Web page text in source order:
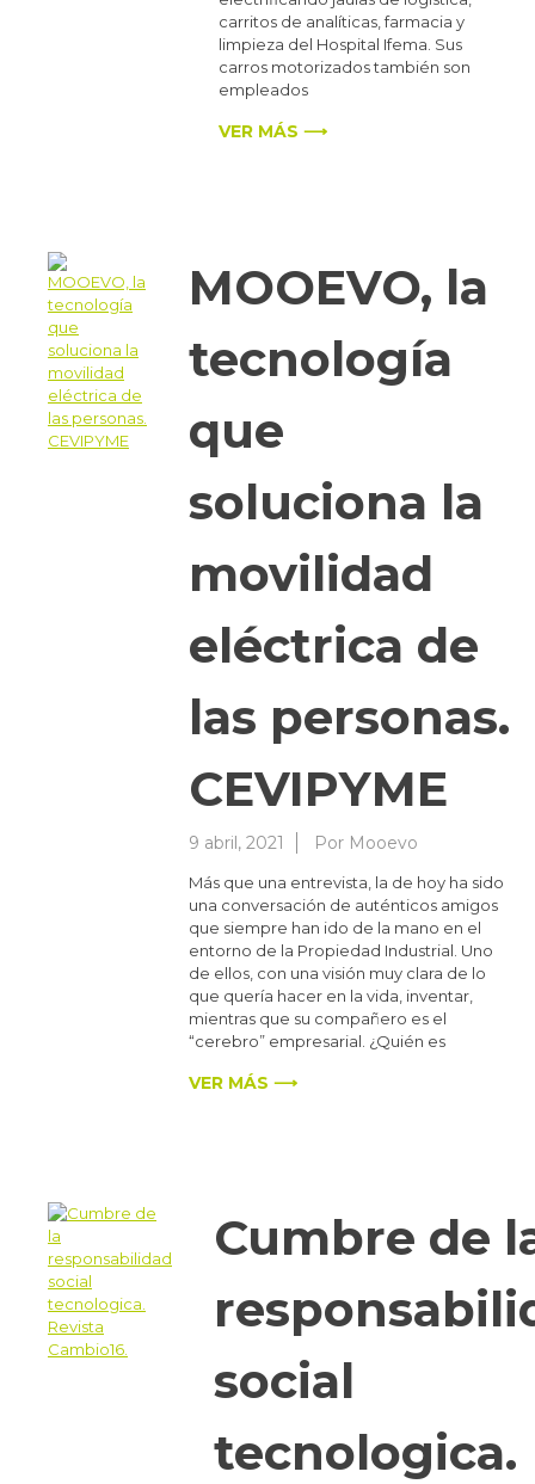
carritos de analíticas, farmacia y
limpieza del Hospital Ifema. Sus
carros motorizados también son
empleados
VER MÁS ⟶
MOOEVO, la
tecnología
que
soluciona la
movilidad
eléctrica de
las personas.
CEVIPYME
9 abril, 2021 Por Mooevo
Más que una entrevista, la de hoy ha sido
una conversación de auténticos amigos
que siempre han ido de la mano en el
entorno de la Propiedad Industrial. Uno
de ellos, con una visión muy clara de lo
que quería hacer en la vida, inventar,
mientras que su compañero es el
“cerebro” empresarial. ¿Quién es
VER MÁS ⟶
Cumbre de
social
tecnologica.